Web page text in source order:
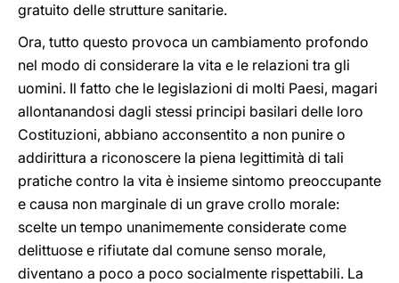
gratuito delle strutture sanitarie.
Ora, tutto questo provoca un cambiamento profondo
nel modo di considerare la vita e le relazioni tra gli
uomini. Il fatto che le legislazioni di molti Paesi, magari
allontanandosi dagli stessi principi basilari delle loro
Costituzioni, abbiano acconsentito a non punire o
addirittura a riconoscere la piena legittimità di tali
pratiche contro la vita è insieme sintomo preoccupante
e causa non marginale di un grave crollo morale:
scelte un tempo unanimemente considerate come
delittuose e rifiutate dal comune senso morale,
diventano a poco a poco socialmente rispettabili. La